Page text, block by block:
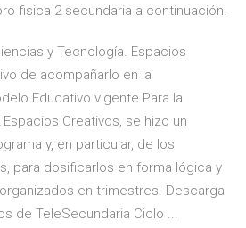
fisica 2 secundaria a continuación.
y Tecnología. Espacios
de acompañarlo en la
Educativo vigente.Para la
Creativos, se hizo un
y, en particular, de los
para dosificarlos en forma lógica y
en trimestres. Descarga
de TeleSecundaria Ciclo ...